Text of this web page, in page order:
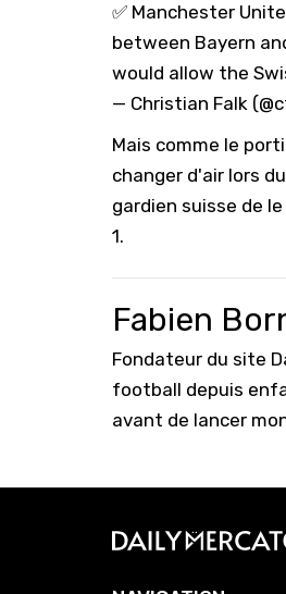
✅ Manchester
between Bayern
would allow the
— Christian Falk
Mais comme le
changer d'air lors
gardien suisse de
1.
Fabien
Fondateur du site
football depuis
avant de lancer